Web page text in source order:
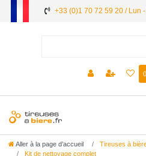
+33 (0)1 70 72 59 20 / Lun
0
Aller à la page d’accueil Tireuses à
Kit de nettoyage complet